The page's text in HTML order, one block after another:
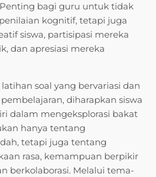
Penting bagi guru untuk tidak
kognitif, tetapi juga
siswa, partisipasi mereka
dan apresiasi mereka
soal yang bervariasi dan
diharapkan siswa
dalam mengeksplorasi bakat
hanya tentang
tetapi juga tentang
rasa, kemampuan berpikir
berkolaborasi. Melalui tema-